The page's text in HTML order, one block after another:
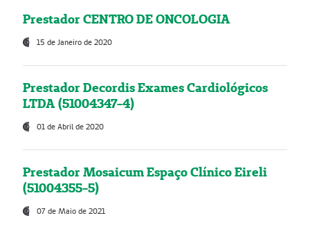
Prestador CENTRO DE ONCOLOGIA
15 de Janeiro de 2020
Prestador Decordis Exames Cardiológicos
LTDA (51004347-4)
01 de Abril de 2020
Prestador Mosaicum Espaço Clínico Eireli
(51004355-5)
07 de Maio de 2021